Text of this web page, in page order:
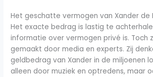
Het geschatte vermogen van Xander de
Het exacte bedrag is lastig te
informatie over vermogen privé is. Toch
gemaakt door media en experts. Zij
geldbedrag van Xander in de miljoenen
alleen door muziek en optredens, maar